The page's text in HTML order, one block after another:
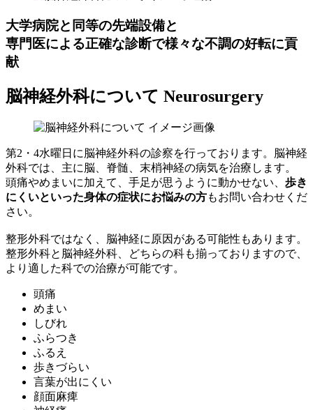
大学病院と同等の先端設備と
専門医による正確な診断で様々な不調の好転に貢
献
脳神経外科について Neurosurgery
第2・4水曜日に脳神経外科の診察を行っております。脳神経
外科では、主に脳、脊髄、末梢神経の病気を治療します。
頭痛やめまいに加えて、手足が思うように動かせない、 歩き
にくいといった身体の症状にお悩みの方もお問い合わせくだ
さい。
整形外科ではなく、脳神経に原因がある可能性もあります。
整形外科と脳神経外科、どちらの科も揃っておりますので、
より適した科での治療が可能です。
頭痛
めまい
しびれ
ふらつき
ふるえ
歩きづらい
言葉が出にくい
顔面麻痺